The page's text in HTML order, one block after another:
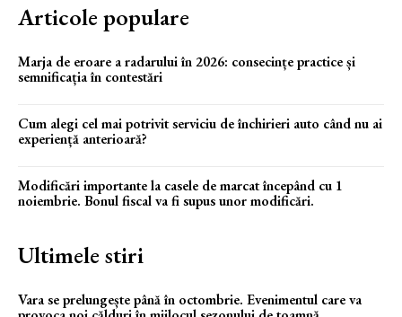
Articole populare
Marja de eroare a radarului în 2026: consecințe practice și
semnificația în contestări
Cum alegi cel mai potrivit serviciu de închirieri auto când nu ai
experiență anterioară?
Modificări importante la casele de marcat începând cu 1
noiembrie. Bonul fiscal va fi supus unor modificări.
Ultimele stiri
Vara se prelungește până în octombrie. Evenimentul care va